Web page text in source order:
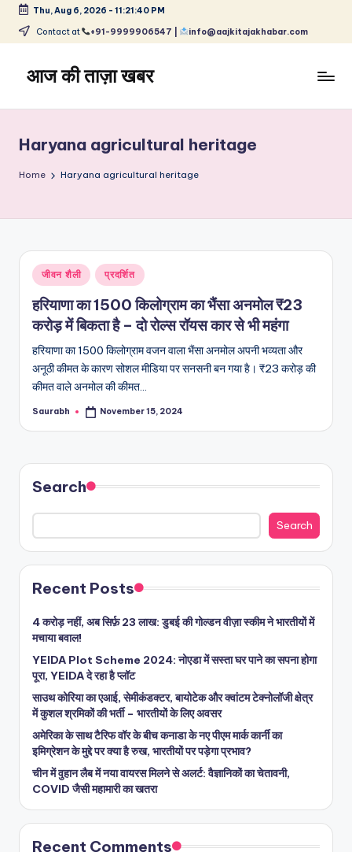
Skip
content
Thu, Aug 6, 2026 - 11:21:40 PM
Contact at +91-9999906547 | info@aajkitajakhabar.com
आज की ताज़ा खबर
ताज़ा
समाचार
–
और
विश्व
Haryana agricultural heritage
Home Haryana agricultural heritage
Posted
in
जीवन शैली प्रदर्शित
हरियाणा का 1500 किलोग्राम का भैंसा अनमोल ₹23
करोड़ में बिकता है – दो रोल्स रॉयस कार से भी महंगा
हरियाणा का 1500 किलोग्राम वजन वाला भैंसा अनमोल अपनी भव्यता और
अनूठी कीमत के कारण सोशल मीडिया पर सनसनी बन गया है। ₹23 करोड़ की
कीमत वाले अनमोल की कीमत…
Posted
Saurabh November 15, 2024
Search
Search
Recent Posts
4 करोड़ नहीं, अब सिर्फ़ 23 लाख: डुबई की गोल्डन वीज़ा स्कीम ने भारतीयों में
मचाया बवाल!
YEIDA Plot Scheme 2024: नोएडा में सस्ता घर पाने का सपना होगा
पूरा, YEIDA दे रहा है प्लॉट
साउथ कोरिया का एआई, सेमीकंडक्टर, बायोटेक और क्वांटम टेक्नोलॉजी क्षेत्र
में कुशल श्रमिकों की भर्ती – भारतीयों के लिए अवसर
अमेरिका के साथ टैरिफ वॉर के बीच कनाडा के नए पीएम मार्क कार्नी का
इमिग्रेशन के मुद्दे पर क्या है रुख, भारतीयों पर पड़ेगा प्रभाव?
चीन में वुहान लैब में नया वायरस मिलने से अलर्ट: वैज्ञानिकों का चेतावनी,
COVID जैसी महामारी का खतरा
Recent Comments